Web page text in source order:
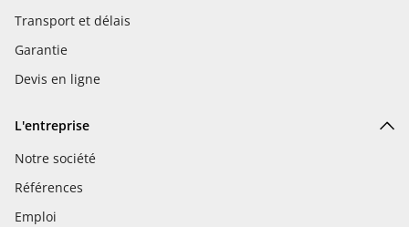
Transport et délais
Garantie
Devis en ligne
L'entreprise
Notre société
Références
Emploi